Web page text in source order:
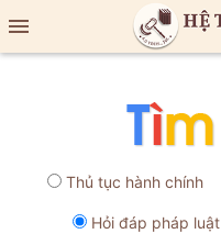

Thủ tục hành chính
Hỏi đáp pháp luật